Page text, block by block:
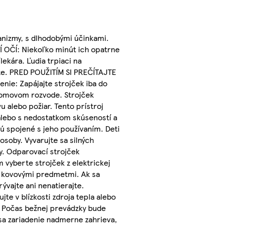
s dlhodobými účinkami.
OČÍ: Niekoľko minút ich opatrne
lekára. Ľudia trpiaci na
POUŽITÍM SI PREČÍTAJTE
Zapájajte strojček iba do
rozvode. Strojček
alebo požiar. Tento prístroj
s nedostatkom skúseností a
spojené s jeho používaním. Deti
Vyvarujte sa silných
Odparovací strojček
vyberte strojček z elektrickej
predmetmi. Ak sa
ani nenatierajte.
v blízkosti zdroja tepla alebo
bežnej prevádzky bude
zariadenie nadmerne zahrieva,